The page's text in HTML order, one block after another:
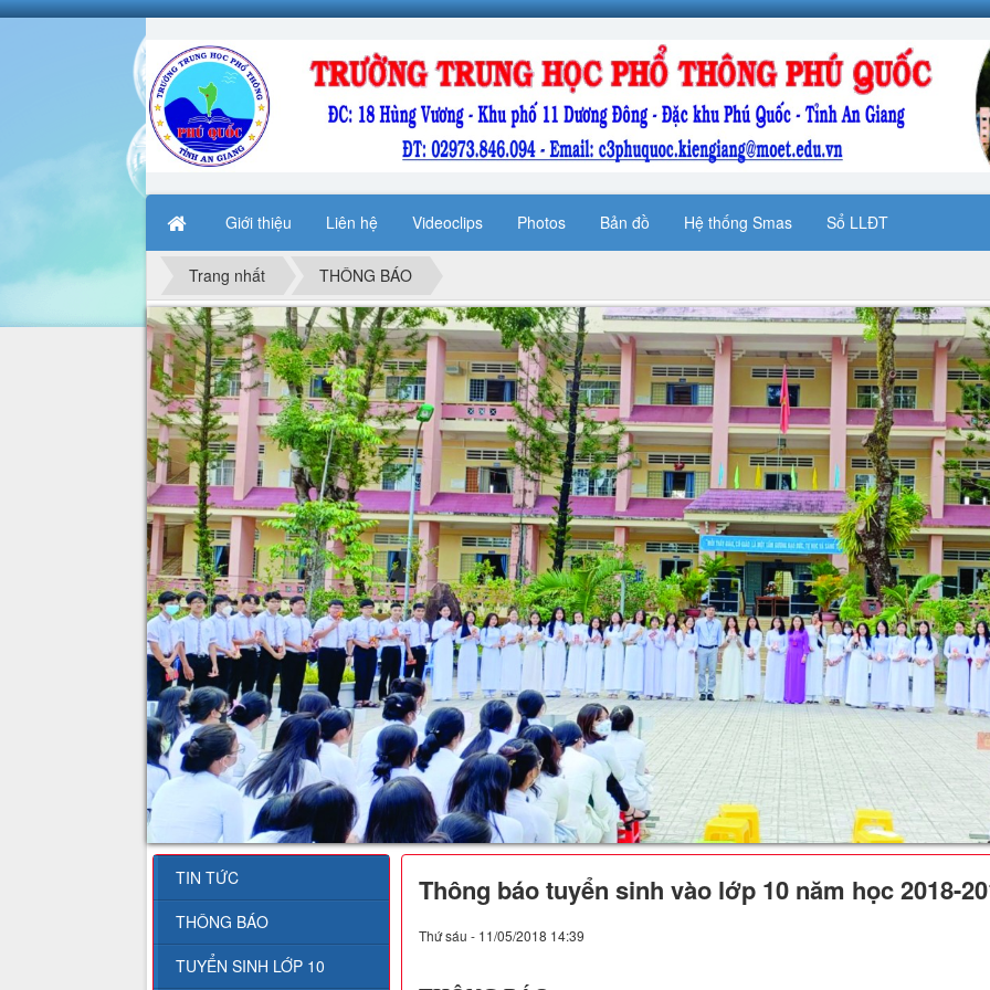
Giới thiệu Liên hệ Videoclips Photos Bản đồ Hệ thống Smas Sổ LLĐT
Trang nhất THÔNG BÁO
Thông báo tuyển sinh vào lớp 10 năm học 2018-
Thứ sáu - 11/05/2018 14:39
TIN TỨC
THÔNG BÁO
TUYỂN SINH LỚP 10